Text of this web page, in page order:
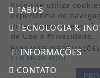
TABUS
TECNOLOGIA &
INFORMAÇÕES
CONTATO
Esse site utiliza
experiência de
entendemos que você
de Uso e Privacidade.
PARA MAIS
CLICANDO AQUI